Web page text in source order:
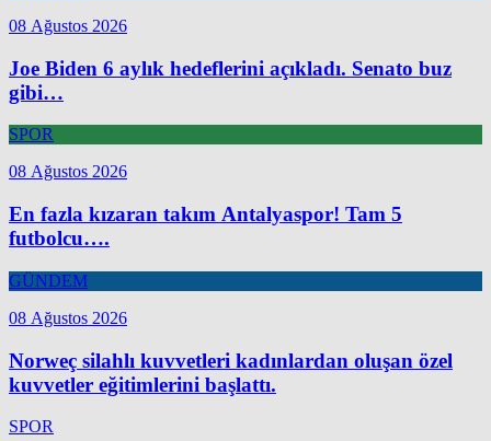
08 Ağustos 2026
Joe Biden 6 aylık hedeflerini açıkladı. Senato buz
gibi…
SPOR
08 Ağustos 2026
En fazla kızaran takım Antalyaspor! Tam 5
futbolcu….
GÜNDEM
08 Ağustos 2026
Norweç silahlı kuvvetleri kadınlardan oluşan özel
kuvvetler eğitimlerini başlattı.
SPOR